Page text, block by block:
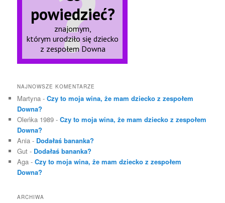
NAJNOWSZE KOMENTARZE
Martyna -Czy to moja wina, że mam dziecko z zespołem
Downa?
Oleńka 1989 -Czy to moja wina, że mam dziecko z zespołem
Downa?
Ania - Dodałaś bananka?
Gut - Dodałaś bananka?
Aga -Czy to moja wina, że mam dziecko z zespołem
Downa?
ARCHIWA